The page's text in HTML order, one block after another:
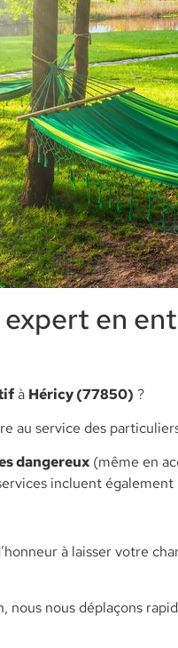
en
à Héricy (77850) ?
au service des
dangereux (même en
incluent également
à laisser votre
nous nous déplaçons